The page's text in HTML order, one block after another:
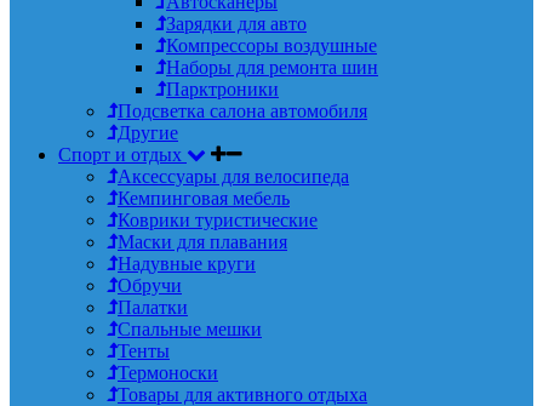
Зарядки для авто
Компрессоры воздушные
Наборы для ремонта шин
Парктроники
Подсветка салона автомобиля
Другие
Спорт и отдых
Аксессуары для велосипеда
Кемпинговая мебель
Коврики туристические
Маски для плавания
Надувные круги
Обручи
Палатки
Спальные мешки
Тенты
Термоноски
Товары для активного отдыха